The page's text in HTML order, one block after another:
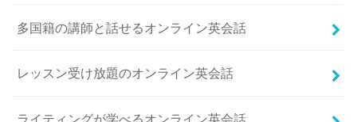
多国籍の講師と話せるオンライン英会話
レッスン受け放題のオンライン英会話
ライティングが学べるオンライン英会話